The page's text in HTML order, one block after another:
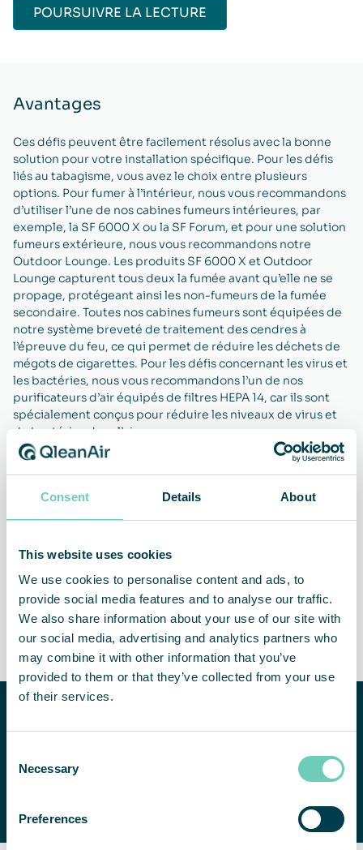
Consent Details About
This website uses cookies
We use cookies to personalise content and ads, to
provide social media features and to analyse our traffic.
We also share information about your use of our site with
our social media, advertising and analytics partners who
may combine it with other information that you’ve
provided to them or that they’ve collected from your use
of their services.
Selection
Necessary
Preferences
POURSUIVRE LA LECTURE
Avantages
Ces défis peuvent être facilement résolus avec la bonne
solution pour votre installation spécifique. Pour les défis
liés au tabagisme, vous avez le choix entre plusieurs
options. Pour fumer à l’intérieur, nous vous recommandons
d’utiliser l’une de nos cabines fumeurs intérieures, par
exemple, la SF 6000 X ou la SF Forum, et pour une solution
fumeurs extérieure, nous vous recommandons notre
Outdoor Lounge. Les produits SF 6000 X et Outdoor
Lounge capturent tous deux la fumée avant qu’elle ne se
propage, protégeant ainsi les non-fumeurs de la fumée
secondaire. Toutes nos cabines fumeurs sont équipées de
notre système breveté de traitement des cendres à
l’épreuve du feu, ce qui permet de réduire les déchets de
mégots de cigarettes. Pour les défis concernant les virus et
les bactéries, nous vous recommandons l’un de nos
purificateurs d’air équipés de filtres HEPA 14, car ils sont
spécialement conçus pour réduire les niveaux de virus et
de bactéries dans l’air.
Un air plus sain Personnel plus productif
Système de traitement des
cendres ignifuge​
Plus de temps dans les
zones commerciales
améliorer la qualité de
Nous serons heureux de
solution adaptée.
NOUS CONTACTER